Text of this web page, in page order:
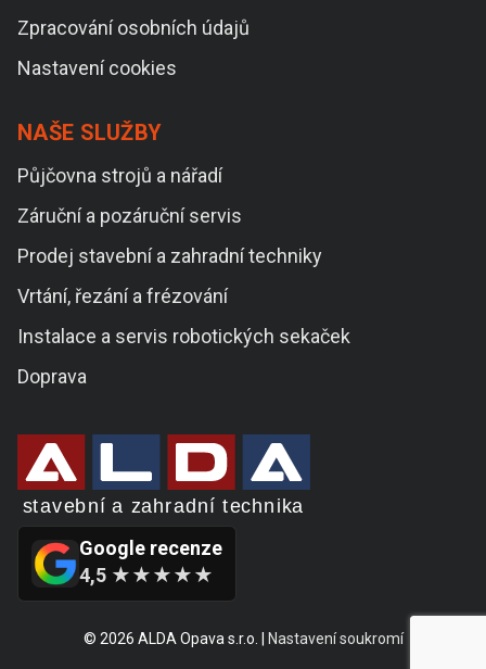
Zpracování osobních údajů
Nastavení cookies
NAŠE SLUŽBY
Půjčovna strojů a nářadí
Záruční a pozáruční servis
Prodej stavební a zahradní techniky
Vrtání, řezání a frézování
Instalace a servis robotických sekaček
Doprava
Google recenze
4,5 ★★★★★
© 2026 ALDA Opava s.r.o. | Nastavení soukromí